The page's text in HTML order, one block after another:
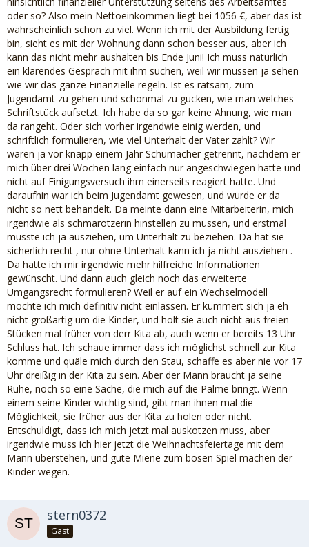
oder so? Also mein Nettoeinkommen liegt bei 1056 €, aber das ist
wahrscheinlich schon zu viel. Wenn ich mit der Ausbildung fertig
bin, sieht es mit der Wohnung dann schon besser aus, aber ich
kann das nicht mehr aushalten bis Ende Juni! Ich muss natürlich
ein klärendes Gespräch mit ihm suchen, weil wir müssen ja sehen
wie wir das ganze Finanzielle regeln. Ist es ratsam, zum
Jugendamt zu gehen und schonmal zu gucken, wie man welches
Schriftstück aufsetzt. Ich habe da so gar keine Ahnung, wie man
da rangeht. Oder sich vorher irgendwie einig werden, und
schriftlich formulieren, wie viel Unterhalt der Vater zahlt? Wir
waren ja vor knapp einem Jahr Schumacher getrennt, nachdem er
mich über drei Wochen lang einfach nur angeschwiegen hatte und
nicht auf Einigungsversuch ihm einerseits reagiert hatte. Und
daraufhin war ich beim Jugendamt gewesen, und wurde er da
nicht so nett behandelt. Da meinte dann eine Mitarbeiterin, mich
irgendwie als schmarotzerin hinstellen zu müssen, und erstmal
müsste ich ja ausziehen, um Unterhalt zu beziehen. Da hat sie
sicherlich recht , nur ohne Unterhalt kann ich ja nicht ausziehen .
Da hatte ich mir irgendwie mehr hilfreiche Informationen
gewünscht. Und dann auch gleich noch das erweiterte
Umgangsrecht formulieren? Weil er auf ein Wechselmodell
möchte ich mich definitiv nicht einlassen. Er kümmert sich ja eh
nicht großartig um die Kinder, und holt sie auch nicht aus freien
Stücken mal früher von derr Kita ab, auch wenn er bereits 13 Uhr
Schluss hat. Ich schaue immer dass ich möglichst schnell zur Kita
komme und quäle mich durch den Stau, schaffe es aber nie vor 17
Uhr dreißig in der Kita zu sein. Aber der Mann braucht ja seine
Ruhe, noch so eine Sache, die mich auf die Palme bringt. Wenn
einem seine Kinder wichtig sind, gibt man ihnen mal die
Möglichkeit, sie früher aus der Kita zu holen oder nicht.
Entschuldigt, dass ich mich jetzt mal auskotzen muss, aber
irgendwie muss ich hier jetzt die Weihnachtsfeiertage mit dem
Mann überstehen, und gute Miene zum bösen Spiel machen der
Kinder wegen.
stern0372
Gast